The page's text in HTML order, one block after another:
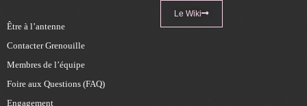
Être à l’antenne
Contacter Grenouille
Membres de l’équipe
Foire aux Questions (FAQ)
Engagement
Le Wiki